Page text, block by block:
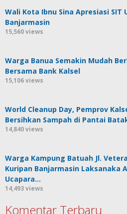
Wali Kota Ibnu Sina Apresiasi SIT
Banjarmasin
15,560 views
Warga Banua Semakin Mudah
Bersama Bank Kalsel
15,106 views
World Cleanup Day, Pemprov
Bersihkan Sampah di Pantai
14,840 views
Warga Kampung Batuah Jl.
Kuripan Banjarmasin Laksanaka
Ucapara…
14,493 views
Komentar Terbaru